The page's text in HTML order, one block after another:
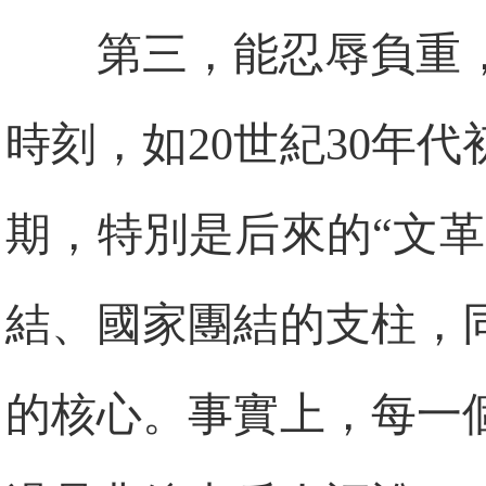
第三，能忍辱負重
時刻，如20世紀30年
期，特別是后來的“文
結、國家團結的支柱，
的核心。事實上，每一